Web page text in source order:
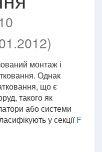
монтаж і
Однак
що є
такого як
або системи
у секціїF